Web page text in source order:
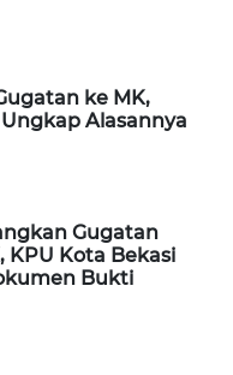
ke MK,
Alasannya
Gugatan
KPU Kota Bekasi
Bukti